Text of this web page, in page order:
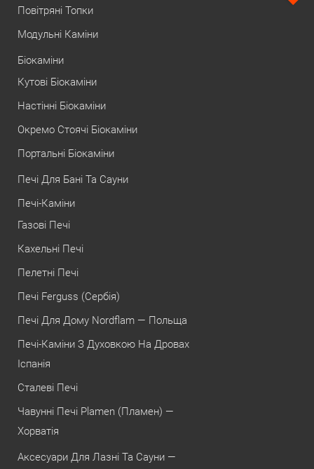
Повітряні Топки
Модульні Каміни
Біокаміни
Кутові Біокаміни
Настінні Біокаміни
Окремо Стоячі Біокаміни
Портальні Біокаміни
Печі Для Бані Та Сауни
Печі-Каміни
Газові Печі
Кахельні Печі
Пелетні Печі
Печі Ferguss (Сербія)
Печі Для Дому Nordflam — Польща
Печі-Каміни З Духовкою На Дровах
Іспанія
Сталеві Печі
Чавунні Печі Plamen (Пламен) —
Хорватія
Аксесуари Для Лазні Та Сауни —